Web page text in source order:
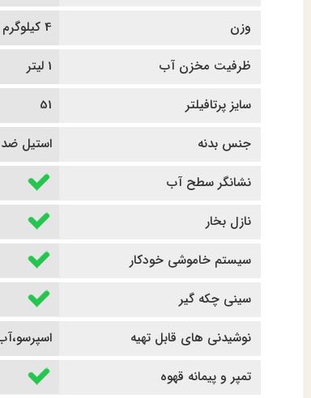
وزن
4 کیلوگرم
ظرفیت مخزن آب
1 لیتر
سایز پرتافیلتر
51
جنس بدنه
استیل
نشانگر سطح آب
نازل بخار
سیستم خاموشی خودکار
سینی چکه گیر
نوشیدنی های قابل تهیه
تمپر و پیمانه قهوه